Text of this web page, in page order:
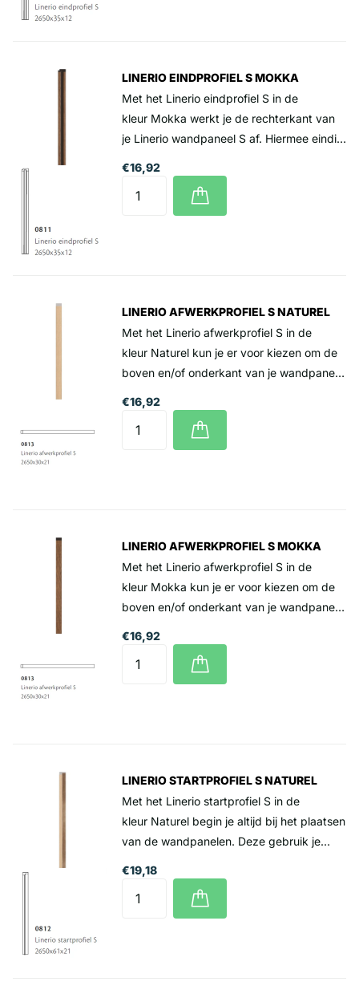
LINERIO EINDPROFIEL S MOKKA
Met het Linerio eindprofiel S in de
kleur Mokka werkt je de rechterkant van
je Linerio wandpaneel S af. Hiermee eindig
wandpaneel bent. Prijs per lengte 265 cm
€16,92 incl. btw (Levering alleen per volle
lengte van 2.65 meter)
€16,92
LINERIO AFWERKPROFIEL S NATUREL
Met het Linerio afwerkprofiel S in de
kleur Naturel kun je er voor kiezen om de
boven en/of onderkant van je wandpaneel
265 cm €16,92 incl. btw (Levering alleen
per volle lengte van 2.65 meter)
€16,92
LINERIO AFWERKPROFIEL S MOKKA
Met het Linerio afwerkprofiel S in de
kleur Mokka kun je er voor kiezen om de
boven en/of onderkant van je wandpaneel
265 cm €16,92 incl. btw (Levering alleen
per volle lengte van 2.65 meter)
€16,92
LINERIO STARTPROFIEL S NATUREL
Met het Linerio startprofiel S in de
kleur Naturel begin je altijd bij het plaatsen
van de wandpanelen. Deze gebruik je
wandpanelen. Prijs per lengte 265 cm
€19,18 incl. btw (Levering alleen per volle
lengte van 2.65 meter)
€19,18